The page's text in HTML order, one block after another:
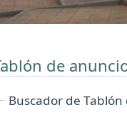
de
Buscador de